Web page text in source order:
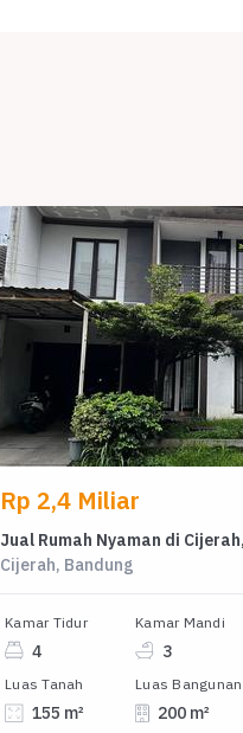
Rp 2,4 Miliar
Cijerah, Bandung
Kamar Tidur
4
Kamar Mandi
3
Luas Tanah
155 m²
Luas Bangunan
200 m²